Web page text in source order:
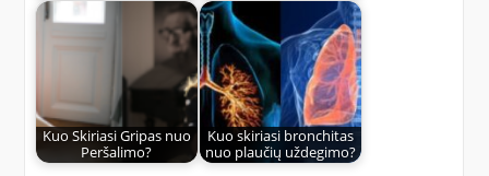
Kuo Skiriasi Gripas nuo
Peršalimo?
Kuo skiriasi bronchitas
nuo plaučių uždegimo?